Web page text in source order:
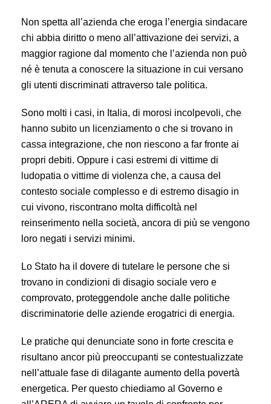
Non spetta all’azienda che eroga l’energia sindacare
chi abbia diritto o meno all’attivazione dei servizi, a
maggior ragione dal momento che l’azienda non può
né è tenuta a conoscere la situazione in cui versano
gli utenti discriminati attraverso tale politica.
Sono molti i casi, in Italia, di morosi incolpevoli, che
hanno subito un licenziamento o che si trovano in
cassa integrazione, che non riescono a far fronte ai
propri debiti. Oppure i casi estremi di vittime di
ludopatia o vittime di violenza che, a causa del
contesto sociale complesso e di estremo disagio in
cui vivono, riscontrano molta difficoltà nel
reinserimento nella società, ancora di più se vengono
loro negati i servizi minimi.
Lo Stato ha il dovere di tutelare le persone che si
trovano in condizioni di disagio sociale vero e
comprovato, proteggendole anche dalle politiche
discriminatorie delle aziende erogatrici di energia.
Le pratiche qui denunciate sono in forte crescita e
risultano ancor più preoccupanti se contestualizzate
nell’attuale fase di dilagante aumento della povertà
energetica. Per questo chiediamo al Governo e